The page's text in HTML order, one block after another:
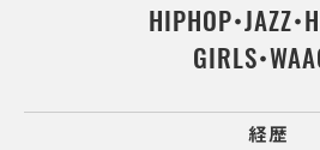
HIPHOP・JAZZ・
GIRLS・
経歴